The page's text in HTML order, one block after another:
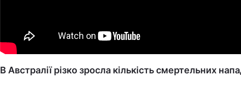
В Австралії різко зросла кількість смертельних